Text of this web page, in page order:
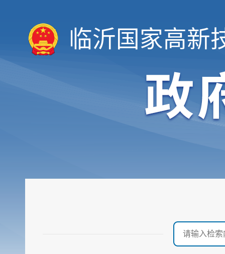
临沂国家高新